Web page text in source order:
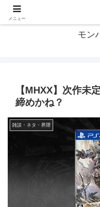
モン
【MHXX】次作未
締めかね？
雑談・ネタ・界隈
メニュー